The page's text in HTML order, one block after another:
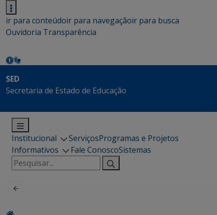
ir para conteúdoir para navegaçãoir para busca
Ouvidoria Transparência
SED
Secretaria de Estado de Educação
Institucional ServiçosProgramas e Projetos
Informativos
Fale ConoscoSistemas
Pesquisar
por: